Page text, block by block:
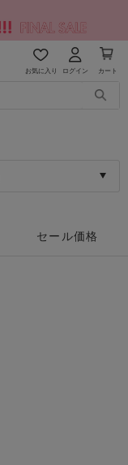
お気に入り ログイン カート
セール価格